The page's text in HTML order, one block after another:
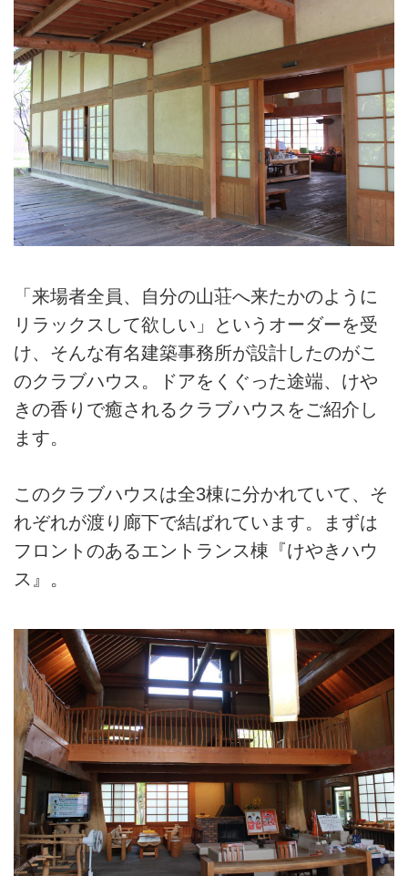
「来場者全員、自分の山荘へ来たかのように
リラックスして欲しい」というオーダーを受
け、そんな有名建築事務所が設計したのがこ
のクラブハウス。ドアをくぐった途端、けや
きの香りで癒されるクラブハウスをご紹介し
ます。
このクラブハウスは全3棟に分かれていて、そ
れぞれが渡り廊下で結ばれています。まずは
フロントのあるエントランス棟『けやきハウ
ス』。